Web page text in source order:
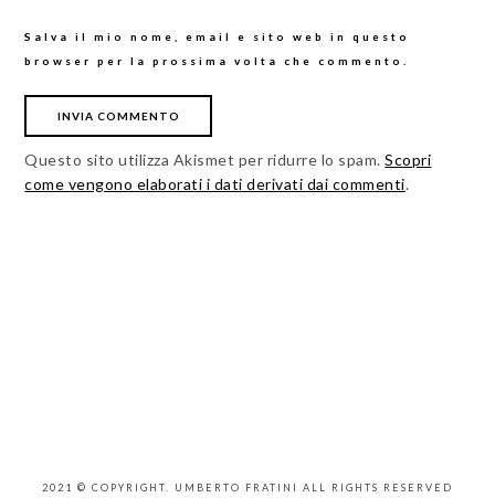
Salva il mio nome, email e sito web in questo
browser per la prossima volta che commento.
Questo sito utilizza Akismet per ridurre lo spam.Scopri
come vengono elaborati i dati derivati dai commenti.
2021 © COPYRIGHT. UMBERTO FRATINI ALL RIGHTS RESERVED